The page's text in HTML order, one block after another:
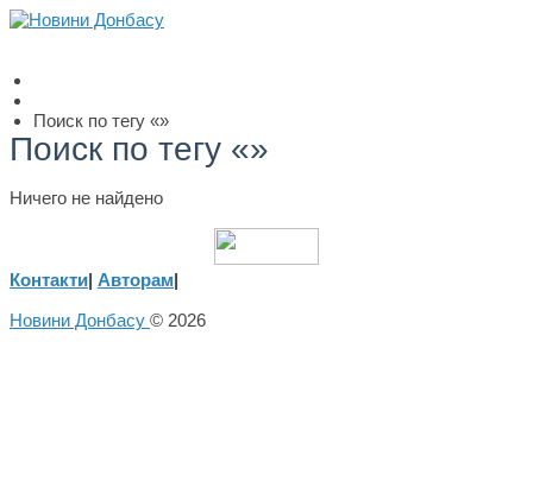
Поиск по тегу «»
Поиск по тегу «»
Ничего не найдено
Контакти| Авторам|
Новини Донбасу © 2026